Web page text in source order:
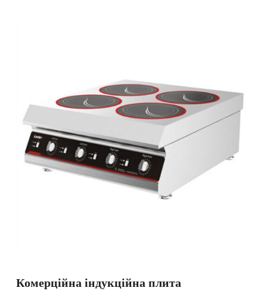
Комерційна індукційна плита